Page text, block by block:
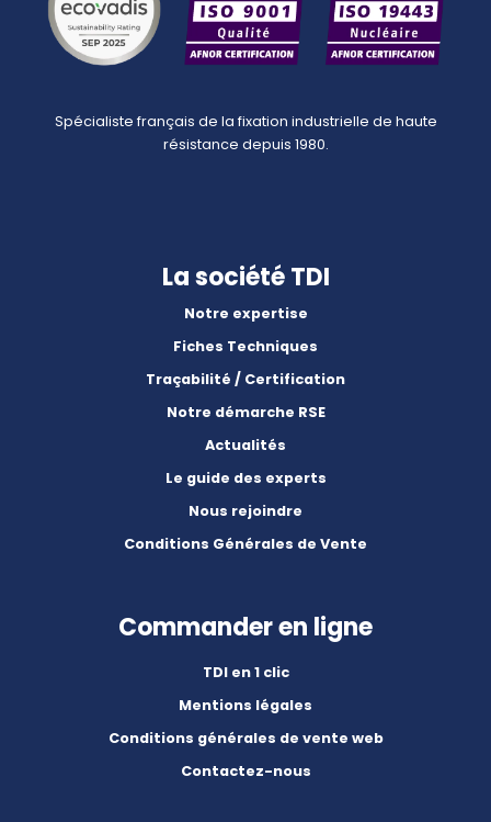
Spécialiste français de la fixation industrielle de haute
résistance depuis 1980.
La société TDI
Notre expertise
Fiches Techniques
Traçabilité / Certification
Notre démarche RSE
Actualités
Le guide des experts
Nous rejoindre
Conditions Générales de Vente
Commander en ligne
TDI en 1 clic
Mentions légales
Conditions générales de vente web
Contactez-nous